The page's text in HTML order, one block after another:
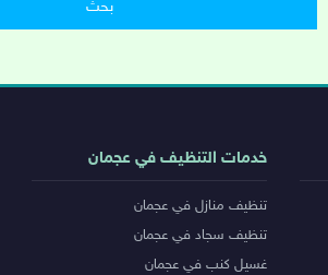
خدمات التنظيف في عجمان
تنظيف منازل في عجمان
تنظيف سجاد في عجمان
غسيل كنب في عجمان